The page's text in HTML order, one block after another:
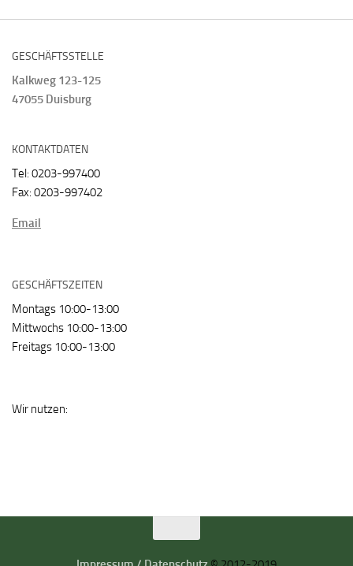
GESCHÄFTSSTELLE
Kalkweg 123-125
47055 Duisburg
KONTAKTDATEN
Tel: 0203-997400
Fax: 0203-997402
Email
GESCHÄFTSZEITEN
Montags 10:00-13:00
Mittwochs 10:00-13:00
Freitags 10:00-13:00
Wir nutzen: